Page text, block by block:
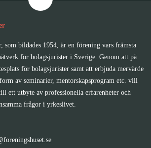
som bildades 1954, är en förening vars främsta
för bolagsjurister i Sverige. Genom att på
för bolagsjurister samt att erbjuda mervärde
av seminarier, mentorskapsprogram etc. vill
ett utbyte av professionella erfarenheter och
frågor i yrkeslivet.